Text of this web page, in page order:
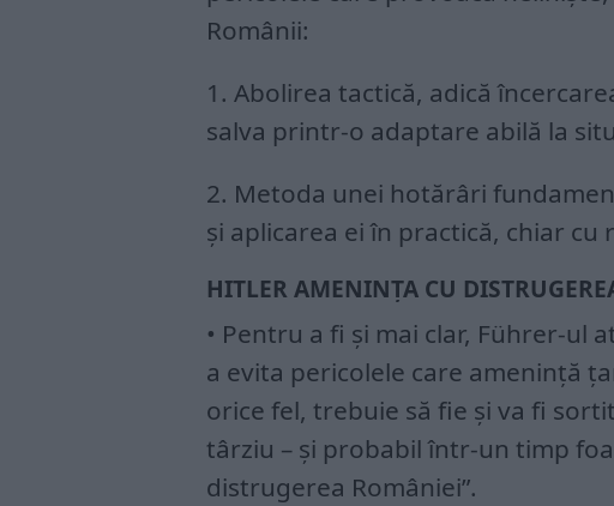
Românii:
1. Abolirea tactică, adică
salva printr-o adaptare abilă la
2. Metoda unei hotărâri
şi aplicarea ei în practică, chiar cu
HITLER AMENINȚA CU
• Pentru a fi şi mai clar, Führer-ul
a evita pericolele care ameninţă
orice fel, trebuie să fie şi va fi
târziu – şi probabil într-un timp
distrugerea României”.